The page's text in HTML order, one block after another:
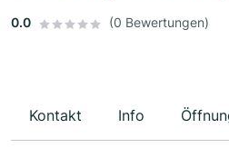
0.0 (0 Bewertungen)
Kontakt Info